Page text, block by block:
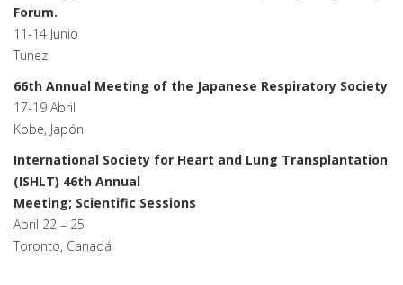
Forum.
11-14 Junio
Tunez
66th Annual Meeting of the Japanese Respiratory Society
17-19 Abril
Kobe, Japón
International Society for Heart and Lung Transplantation
(ISHLT) 46th Annual
Meeting; Scientific Sessions
Abril 22 – 25
Toronto, Canadá